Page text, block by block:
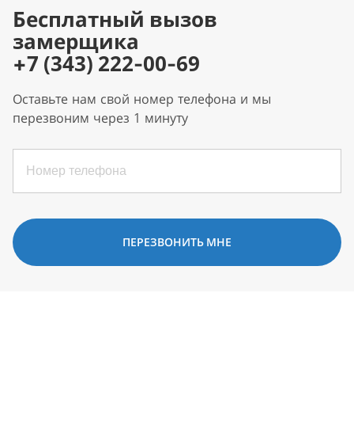
Бесплатный вызов
замерщика
+7 (343) 222-00-69
Оставьте нам свой номер телефона и мы
перезвоним через 1 минуту
ПЕРЕЗВОНИТЬ МНЕ